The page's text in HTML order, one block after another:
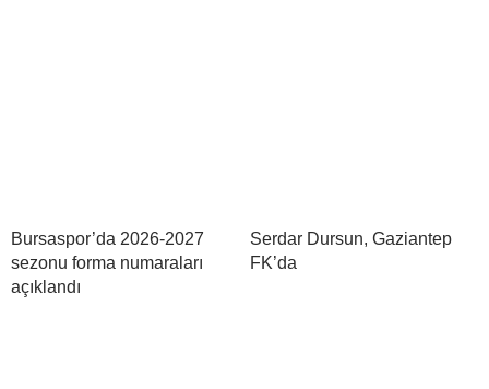
Bursaspor’da 2026-2027
sezonu forma numaraları
açıklandı
Serdar Dursun, Gaziantep
FK’da